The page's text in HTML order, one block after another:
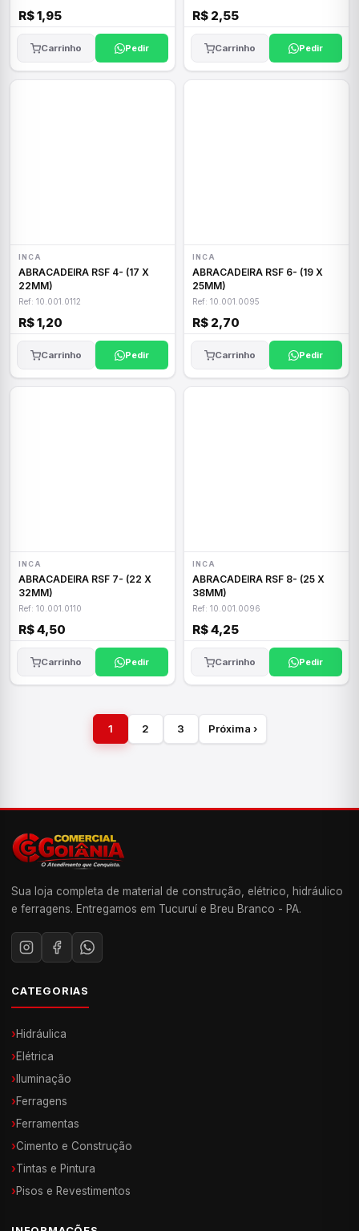
R$ 1,95
Carrinho Pedir
R$ 2,55
Carrinho Pedir
INCA
ABRACADEIRA RSF 4- (17 X
22MM)
Ref: 10.001.0112
R$ 1,20
Carrinho Pedir
INCA
ABRACADEIRA RSF 6- (19 X
25MM)
Ref: 10.001.0095
R$ 2,70
Carrinho Pedir
INCA
ABRACADEIRA RSF 7- (22 X
32MM)
Ref: 10.001.0110
R$ 4,50
Carrinho Pedir
INCA
ABRACADEIRA RSF 8- (25 X
38MM)
Ref: 10.001.0096
R$ 4,25
Carrinho Pedir
1 2 3 Próxima ›
Sua loja completa de material de construção, elétrico, hidráulico
e ferragens. Entregamos em Tucuruí e Breu Branco - PA.
CATEGORIAS
›Hidráulica
›Elétrica
› Iluminação
›Ferragens
›Ferramentas
›Cimento e Construção
›Tintas e Pintura
›Pisos e Revestimentos